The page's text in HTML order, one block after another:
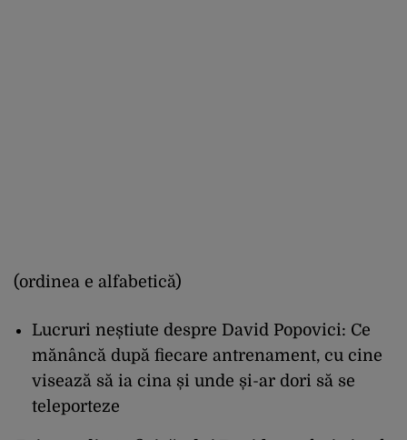
(ordinea e alfabetică)
Lucruri neștiute despre David Popovici: Ce
mănâncă după fiecare antrenament, cu cine
visează să ia cina și unde și-ar dori să se
teleporteze